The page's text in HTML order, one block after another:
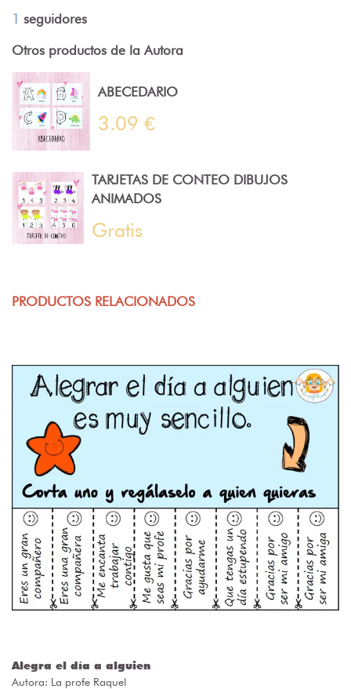
1 seguidores
Otros productos de la Autora
ABECEDARIO
3.09 €
TARJETAS DE CONTEO DIBUJOS
ANIMADOS
Gratis
PRODUCTOS RELACIONADOS
Alegra el día a alguien
Autora: La profe Raquel